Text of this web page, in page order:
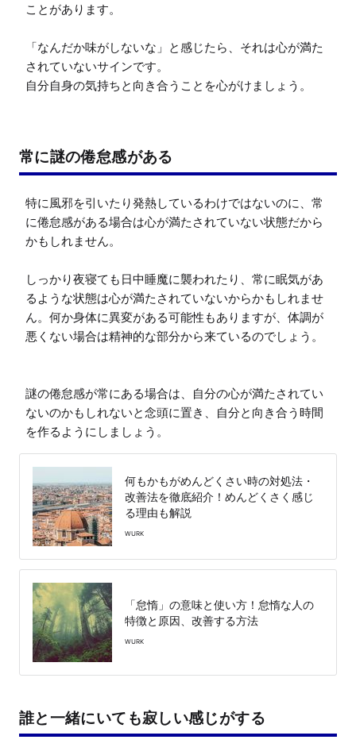
ことがあります。
「なんだか味がしないな」と感じたら、それは心が満た
されていないサインです。
自分自身の気持ちと向き合うことを心がけましょう。
常に謎の倦怠感がある
特に風邪を引いたり発熱しているわけではないのに、常
に倦怠感がある場合は心が満たされていない状態だから
かもしれません。
しっかり夜寝ても日中睡魔に襲われたり、常に眠気があ
るような状態は心が満たされていないからかもしれませ
ん。何か身体に異変がある可能性もありますが、体調が
悪くない場合は精神的な部分から来ているのでしょう。
謎の倦怠感が常にある場合は、自分の心が満たされてい
ないのかもしれないと念頭に置き、自分と向き合う時間
を作るようにしましょう。
何もかもがめんどくさい時の対処法・
改善法を徹底紹介！めんどくさく感じ
る理由も解説
WURK
「怠惰」の意味と使い方！怠惰な人の
特徴と原因、改善する方法
WURK
誰と一緒にいても寂しい感じがする